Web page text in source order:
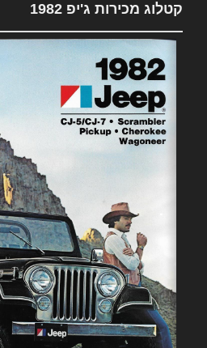
קטלוג מכירות ג'יפ 1982